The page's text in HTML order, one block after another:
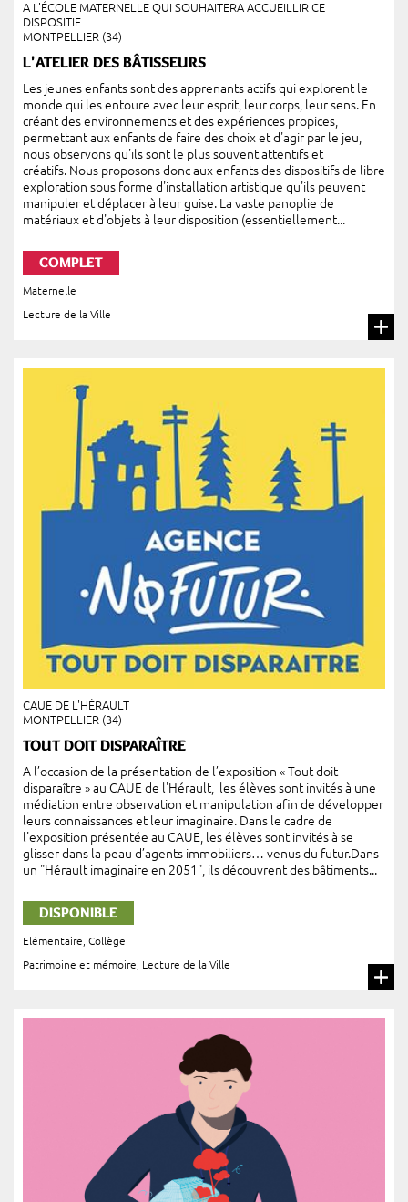
A L'ÉCOLE MATERNELLE QUI SOUHAITERA ACCUEILLIR CE
DISPOSITIF
MONTPELLIER (34)
L'ATELIER DES BÂTISSEURS
Les jeunes enfants sont des apprenants actifs qui explorent le
monde qui les entoure avec leur esprit, leur corps, leur sens. En
créant des environnements et des expériences propices,
permettant aux enfants de faire des choix et d'agir par le jeu,
nous observons qu'ils sont le plus souvent attentifs et
créatifs. Nous proposons donc aux enfants des dispositifs de libre
exploration sous forme d'installation artistique qu'ils peuvent
manipuler et déplacer à leur guise. La vaste panoplie de
matériaux et d'objets à leur disposition (essentiellement...
COMPLET
Maternelle
Lecture de la Ville
CAUE DE L'HÉRAULT
MONTPELLIER (34)
TOUT DOIT DISPARAÎTRE
A l’occasion de la présentation de l’exposition « Tout doit
disparaître » au CAUE de l'Hérault, les élèves sont invités à une
médiation entre observation et manipulation afin de développer
leurs connaissances et leur imaginaire. Dans le cadre de
l'exposition présentée au CAUE, les élèves sont invités à se
glisser dans la peau d’agents immobiliers… venus du futur.Dans
un "Hérault imaginaire en 2051", ils découvrent des bâtiments...
DISPONIBLE
Elémentaire Collège
Patrimoine et mémoire
Lecture de la Ville